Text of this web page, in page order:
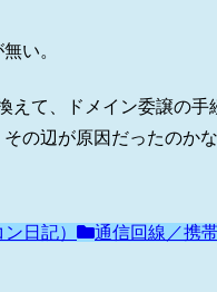
い。
て、ドメイン委譲の手
の辺が原因だったのか
日記）
通信回線／携